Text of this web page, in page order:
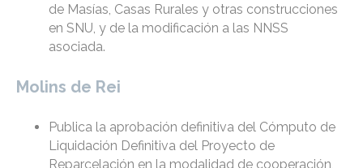
de Masías, Casas Rurales y otras construcciones
en SNU, y de la modificación a las NNSS
asociada.
Molins de Rei
Publica la aprobación definitiva del Cómputo de
Liquidación Definitiva del Proyecto de
Reparcelación en la modalidad de cooperación,